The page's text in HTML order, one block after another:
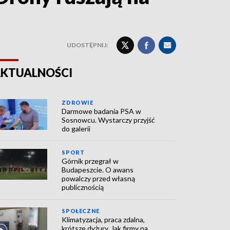
UDOSTĘPNIJ:
ZDROWIE
Darmowe badania PSA w
Sosnowcu. Wystarczy przyjść
do galerii
SPORT
Górnik przegrał w
Budapeszcie. O awans
powalczy przed własną
publicznością
SPOŁECZNE
Klimatyzacja, praca zdalna,
krótsze dyżury. Jak firmy na